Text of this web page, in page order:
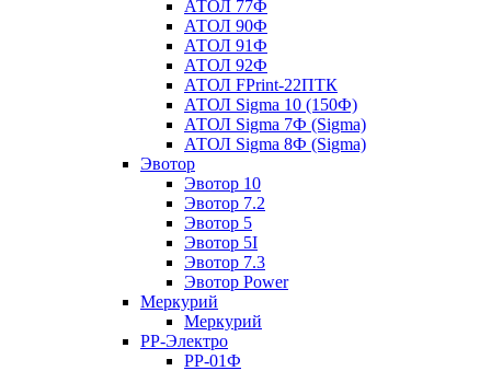
АТОЛ 77Ф
АТОЛ 90Ф
АТОЛ 91Ф
АТОЛ 92Ф
АТОЛ FPrint-22ПТК
АТОЛ Sigma 10 (150Ф)
АТОЛ Sigma 7Ф (Sigma)
АТОЛ Sigma 8Ф (Sigma)
Эвотор
Эвотор 10
Эвотор 7.2
Эвотор 5
Эвотор 5I
Эвотор 7.3
Эвотор Power
Меркурий
Меркурий
РР-Электро
РР-01Ф